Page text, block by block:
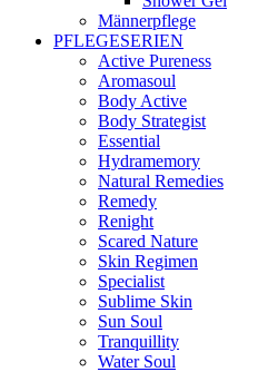
Männerpflege
PFLEGESERIEN
Active Pureness
Aromasoul
Body Active
Body Strategist
Essential
Hydramemory
Natural Remedies
Remedy
Renight
Scared Nature
Skin Regimen
Specialist
Sublime Skin
Sun Soul
Tranquillity
Water Soul